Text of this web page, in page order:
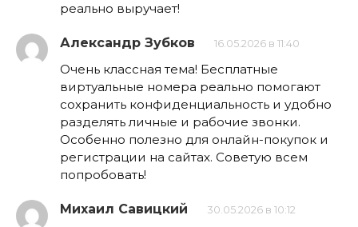
реально выручает!
Александр Зубков 16.05.2026 в 11:40
Очень классная тема! Бесплатные
виртуальные номера реально помогают
сохранить конфиденциальность и удобно
разделять личные и рабочие звонки.
Особенно полезно для онлайн-покупок и
регистрации на сайтах. Советую всем
попробовать!
Михаил Савицкий 30.05.2026 в 10:12